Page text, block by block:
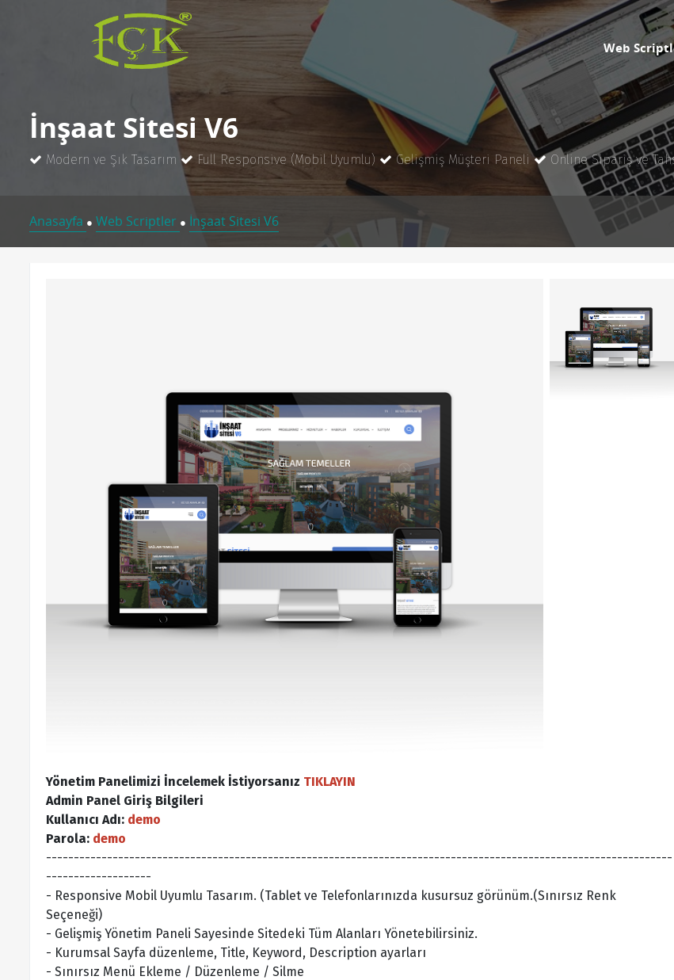
Web
İnşaat Sitesi V6
Modern ve Şık Tasarım Full Responsive (Mobil Uyumlu) Gelişmiş Müşteri Paneli Online Sipariş ve
Anasayfa ● Web Scriptler ● İnşaat Sitesi V6
Yönetim Panelimizi İncelemek İstiyorsanız TIKLAYIN
Admin Panel Giriş Bilgileri
Kullanıcı Adı: demo
Parola: demo
-----------------------------------------------------------------------------------------------------------------
-------------------
- Responsive Mobil Uyumlu Tasarım. (Tablet ve Telefonlarınızda kusursuz görünüm.(Sınırsız Renk
Seçeneği)
- Gelişmiş Yönetim Paneli Sayesinde Sitedeki Tüm Alanları Yönetebilirsiniz.
- Kurumsal Sayfa düzenleme, Title, Keyword, Description ayarları
- Sınırsız Menü Ekleme / Düzenleme / Silme